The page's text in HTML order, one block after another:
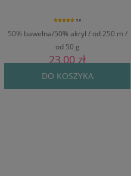
50% bawełna/50% akryl / od 250 m /
od 50 g
5.0
23,00 zł
DO KOSZYKA